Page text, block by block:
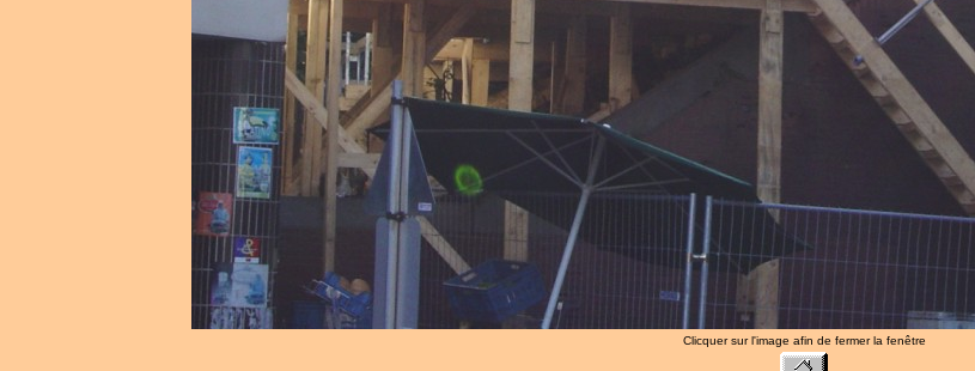
Clicquer sur l'image afin de fermer la fenêtre